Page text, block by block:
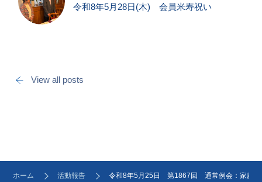
令和8年5月28日(木) 会員米寿祝い
View all posts
ホーム 活動報告 令和8年5月25日 第1867回 通常例会：家庭集